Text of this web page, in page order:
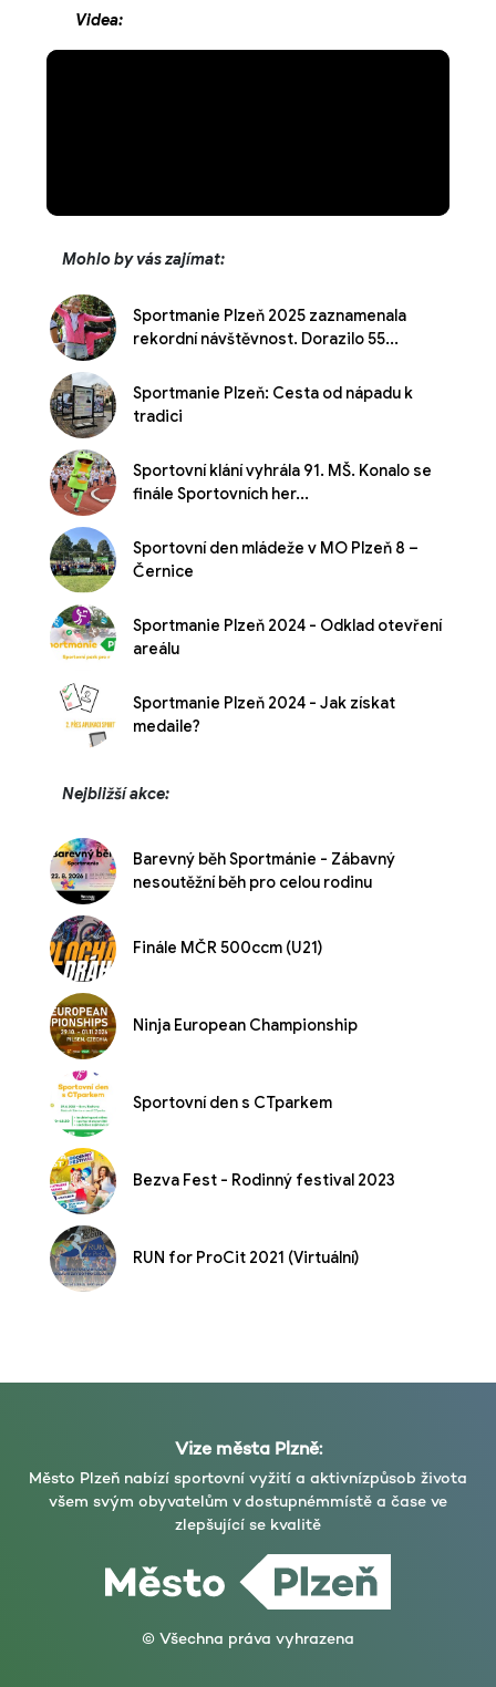
Videa:
Mohlo by vás zajímat:
Sportmanie Plzeň 2025 zaznamenala
rekordní návštěvnost. Dorazilo 55...
Sportmanie Plzeň: Cesta od nápadu k
tradici
Sportovní klání vyhrála 91. MŠ. Konalo se
finále Sportovních her...
Sportovní den mládeže v MO Plzeň 8 –
Černice
Sportmanie Plzeň 2024 - Odklad otevření
areálu
Sportmanie Plzeň 2024 - Jak získat
medaile?
Nejbližší akce:
Barevný běh Sportmánie - Zábavný
nesoutěžní běh pro celou rodinu
Finále MČR 500ccm (U21)
Ninja European Championship
Sportovní den s CTparkem
Bezva Fest - Rodinný festival 2023
RUN for ProCit 2021 (Virtuální)
Vize města Plzně:
Město Plzeň nabízí sportovní vyžití a aktivnízpůsob života
všem svým obyvatelům v dostupnémmístě a čase ve
zlepšující se kvalitě
© Všechna práva vyhrazena